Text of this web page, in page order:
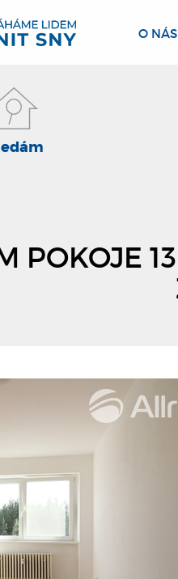
O NÁS
POKOJE